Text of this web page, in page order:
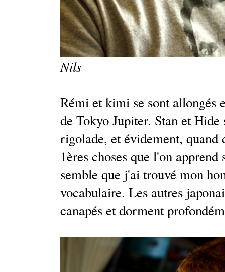
Nils
Rémi et kimi se sont allongés
de Tokyo Jupiter. Stan et Hide
rigolade, et évidement, quand
1ères choses que l'on
semble que j'ai trouvé mon
vocabulaire. Les autres
canapés et dorment